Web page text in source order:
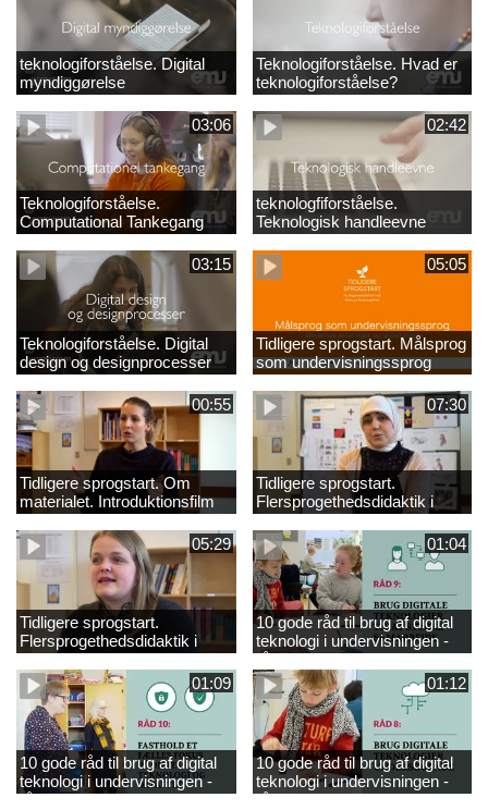
teknologiforståelse. Digital
myndiggørelse
Teknologiforståelse. Hvad er
teknologiforståelse?
03:06
Teknologiforståelse.
Computational Tankegang
02:42
teknologfiforståelse.
Teknologisk handleevne
03:15
Teknologiforståelse. Digital
design og designprocesser
05:05
Tidligere sprogstart. Målsprog
som undervisningssprog
00:55
Tidligere sprogstart. Om
materialet. Introduktionsfilm
07:30
Tidligere sprogstart.
Flersprogethedsdidaktik i
fransk og tysk
05:29
Tidligere sprogstart.
Flersprogethedsdidaktik i
engelsk
01:04
10 gode råd til brug af digital
teknologi i undervisningen -
råd 9
01:09
10 gode råd til brug af digital
teknologi i undervisningen -
råd 10
01:12
10 gode råd til brug af digital
teknologi i undervisningen -
råd 8